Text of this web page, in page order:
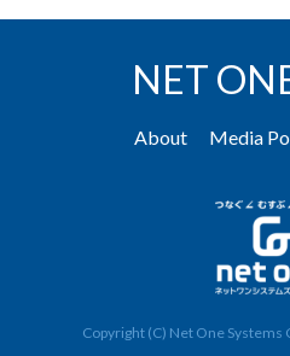
NET
About Media
Copyright (C) Net One Systems